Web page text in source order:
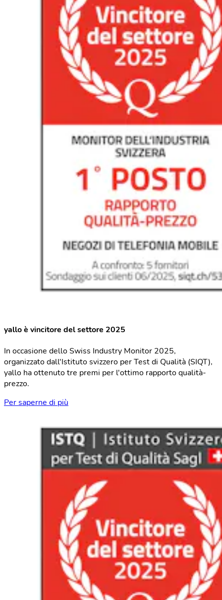
yallo è vincitore del settore 2025
In occasione dello Swiss Industry Monitor 2025,
organizzato dall'Istituto svizzero per Test di Qualità (SIQT),
yallo ha ottenuto tre premi per l'ottimo rapporto qualità-
prezzo.
Per saperne di più